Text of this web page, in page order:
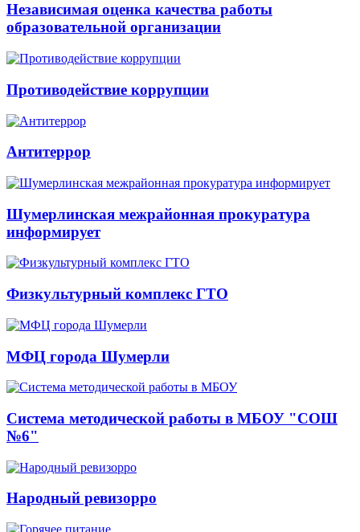
Независимая оценка качества работы
образовательной организации
Противодействие коррупции
Антитеррор
Шумерлинская межрайонная прокуратура
информирует
Физкультурный комплекс ГТО
МФЦ города Шумерли
Система методической работы в МБОУ "СОШ
№6"
Народный ревизорро